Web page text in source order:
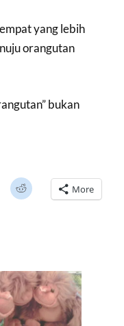
yang lebih
orangutan
bukan
Click
to More